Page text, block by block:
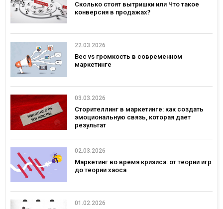
Сколько стоят вытришки или Что такое
конверсия в продажах?
22.03.2026
Вес vs громкость в современном
маркетинге
03.03.2026
Сторителлинг в маркетинге: как создать
эмоциональную связь, которая дает
результат
02.03.2026
Маркетинг во время кризиса: от теории игр
до теории хаоса
01.02.2026